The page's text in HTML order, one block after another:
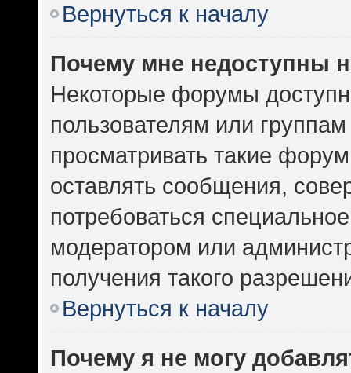
Вернуться к началу
Почему мне недоступны
Некоторые форумы
пользователям или
просматривать такие
оставлять сообщения,
потребоваться
модератором или
получения такого
Вернуться к началу
Почему я не могу